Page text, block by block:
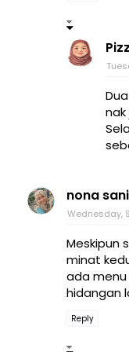
nona sani
Wednesday,
Meskipun
minat
ada
hidangan
Reply